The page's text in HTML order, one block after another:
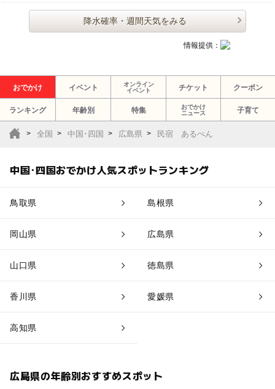
降水確率・週間天気をみる
情報提供：
おでかけ イベント
オンライン
イベント
チケット クーポン
ランキング 年齢別 特集
おでかけ
ニュース
子育て
全国 中国･四国 広島県 民宿 あるぺん
中国･四国おでかけ人気スポットランキング
鳥取県 島根県
岡山県 広島県
山口県 徳島県
香川県 愛媛県
高知県
広島県の年齢別おすすめスポット